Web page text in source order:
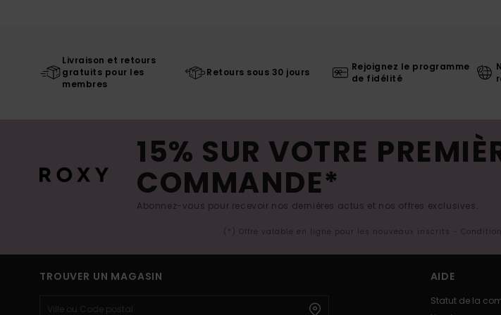
Livraison et retours
gratuits pour les
membres
Retours sous 30 jours
Rejoignez le programme
de fidélité
15% SUR VOTRE
COMMANDE*
Abonnez-vous pour recevoir nos dernières actus et nos offres exclusives.
(*) Offre valable en ligne pour les nouveaux inscrits -
TROUVER UN MAGASIN AIDE
Statut de la